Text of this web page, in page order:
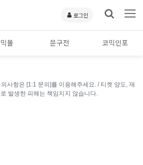
로그인
몰 문구전 코믹인포
사항은 [1:1 문의]를 이용해주세요. / 티켓 양도, 재
발생한 피해는 책임지지 않습니다.